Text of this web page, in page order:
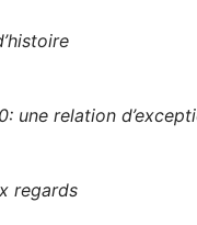
une relation
regards